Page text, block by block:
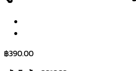
฿390.00